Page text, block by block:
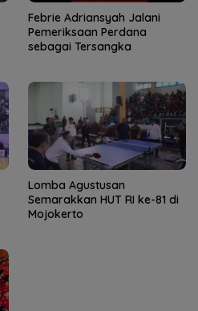
Febrie Adriansyah Jalani
Pemeriksaan Perdana
sebagai Tersangka
Lomba Agustusan
Semarakkan HUT RI ke-81 di
Mojokerto